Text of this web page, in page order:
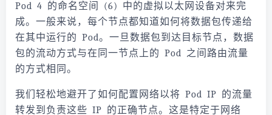
Pod 4 的命名空间 (6) 中的虚拟以太网设备对来完
成。一般来说，每个节点都知道如何将数据包传递给
在其中运行的 Pod。一旦数据包到达目标节点，数据
包的流动方式与在同一节点上的 Pod 之间路由流量
的方式相同。
我们轻松地避开了如何配置网络以将 Pod IP 的流量
转发到负责这些 IP 的正确节点。这是特定于网络